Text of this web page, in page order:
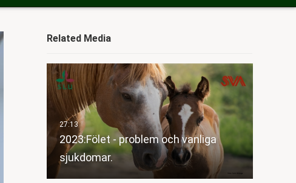
Related Media
2023:Fölet - problem och vanliga
sjukdomar.